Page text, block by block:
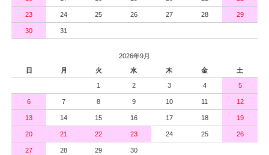
23 24 25 26 27 28 29
30 31
2026年9月
日
月 火 水 木 金 土
1 2 3 4 5
6 7 8 9 10 11 12
13 14 15 16 17 18 19
20 21 22 23 24 25 26
27 28 29 30